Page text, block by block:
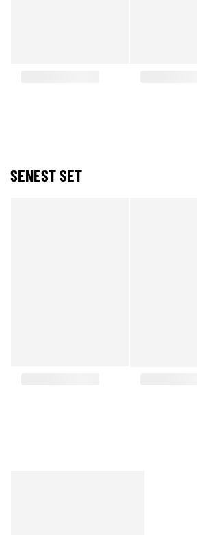
SENEST SET